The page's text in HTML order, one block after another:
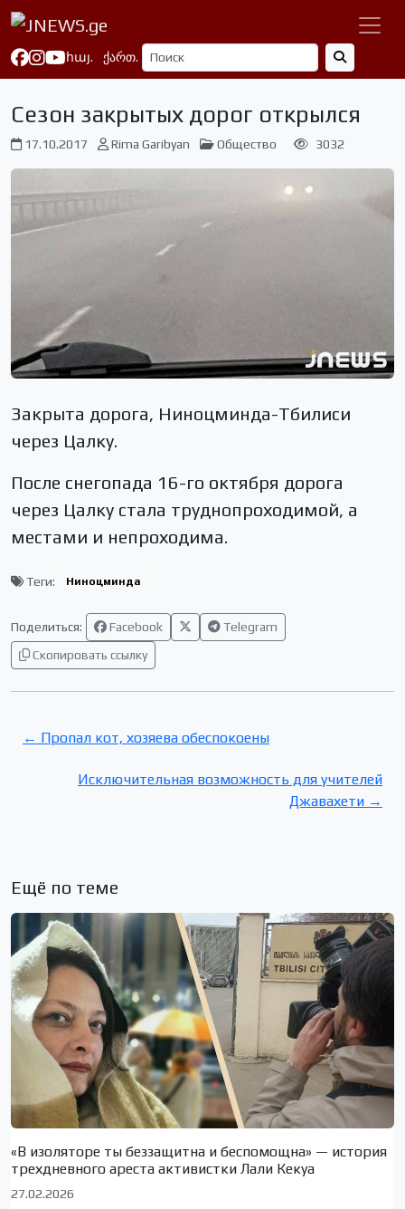
հայ. ქართ.
Сезон закрытых дорог открылся
17.10.2017 Rima Garibyan Общество 3032
Закрыта дорога, Ниноцминда-Тбилиси
через Цалку.
После снегопада 16-го октября дорога
через Цалку стала труднопроходимой, а
местами и непроходима.
Теги: Ниноцминда
Поделиться: Facebook
Telegram
Скопировать ссылку
← Пропал кот, хозяева обеспокоены
Исключительная возможность для учителей
Джавахети →
Ещё по теме
«В изоляторе ты беззащитна и беспомощна» — история
трехдневного ареста активистки Лали Кекуа
27.02.2026